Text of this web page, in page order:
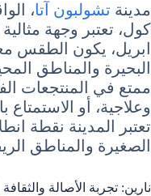
مدينة تشولبون آتا،
كول، تعتبر وجهة
ابريل، يكون الطقس
البحيرة والمناطق
ممتع في المنتجعات
وعلاجية، أو الاستمتاع
تعتبر المدينة نقطة
الصغيرة والمناطق
نارين: تجربة الأصالة والثقافة